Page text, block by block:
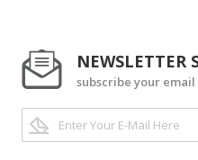
NEWSLETTER
subscribe your